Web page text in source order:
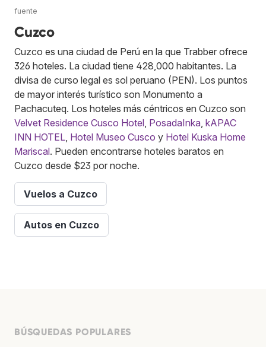
fuente
Cuzco
Cuzco es una ciudad de Perú en la que Trabber ofrece
326 hoteles. La ciudad tiene 428,000 habitantes. La
divisa de curso legal es sol peruano (PEN). Los puntos
de mayor interés turístico son Monumento a
Pachacuteq. Los hoteles más céntricos en Cuzco son
Velvet Residence Cusco Hotel, PosadaInka, kAPAC
INN HOTEL, Hotel Museo Cusco y Hotel Kuska Home
Mariscal. Pueden encontrarse hoteles baratos en
Cuzco desde $23 por noche.
Vuelos a Cuzco
Autos en Cuzco
BÚSQUEDAS POPULARES